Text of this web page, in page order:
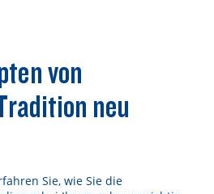
Nachhaltigkeit & Verantwortung
Tethered Caps
Nachhaltigkeitsbericht
von
neu
Sie, wie Sie die